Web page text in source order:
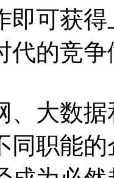
可获得
时代的竞
、大
职能的